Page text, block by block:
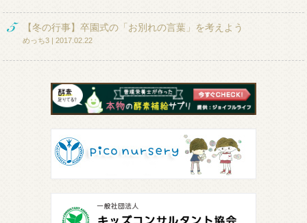
【冬の行事】卒園式の「お別れの言葉」を考えよう
めっち3 | 2017.02.22